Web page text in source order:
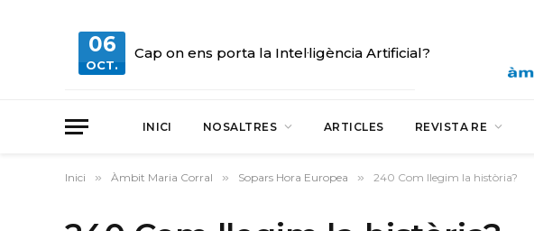
06
OCT.
Cap on ens porta la Intel·ligència Artificial?
INICI NOSALTRES ARTICLES REVISTA RE
Inici » Àmbit Maria Corral » Sopars Hora Europea » 240 Com llegim la història?